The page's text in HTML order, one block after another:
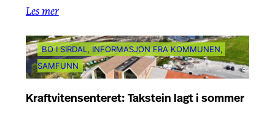
Les mer
BO I SIRDAL , INFORMASJON FRA KOMMUNEN
SAMFUNN
Kraftvitensenteret: Takstein lagt i sommer